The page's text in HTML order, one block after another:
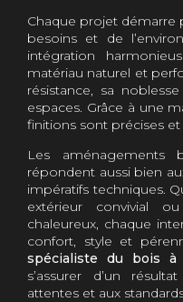
Chaque projet
besoins et de
intégration
matériau naturel et
résistance, sa
espaces. Grâce à une
finitions sont précises
Les aménagements
répondent aussi bien
impératifs techniques.
extérieur convivial
chaleureux, chaque
confort, style et
spécialiste du bois à
s’assurer d’un
attentes et aux